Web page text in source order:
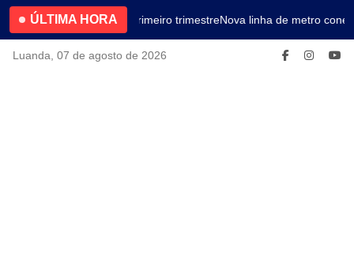
ÚLTIMA HORA4.2% no primeiro trimestreNova linha de metro
Luanda, 07 de agosto de 2026